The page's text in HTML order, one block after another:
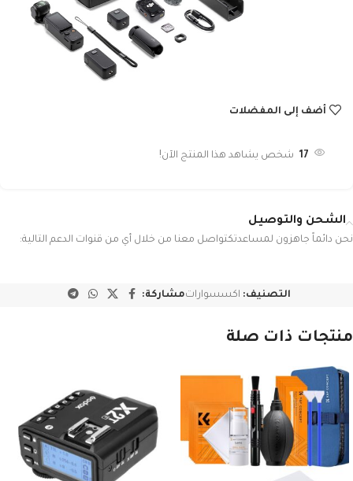
أضف إلى المفضلات
17 شخص يشاهد هذا المنتج الآن!
الشحن والتوصيل
نحن دائماً جاهزون لمساعدتكتواصل معنا من خلال أي من قنوات الدعم التالية:
التصنيف: اكسسواراتمشاركة:
منتجات ذات صلة